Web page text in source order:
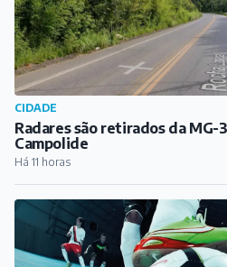
CIDADE
Radares são retirados da MG-
Campolide
Há 11 horas